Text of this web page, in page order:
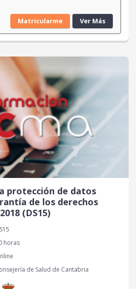
Matricularme Ver Más
protección de datos
de los derechos
(DS15)
horas
de Salud de Cantabria